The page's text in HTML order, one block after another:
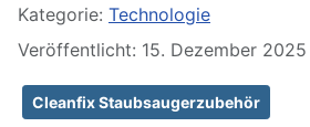
Kategorie: Technologie
Veröffentlicht: 15. Dezember 2025
Cleanfix Staubsaugerzubehör